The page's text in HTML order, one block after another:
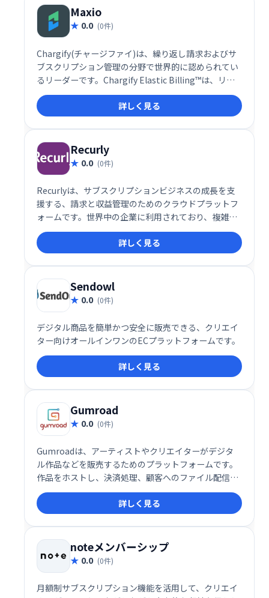
Maxio
0.0 (0件)
Chargify(チャージファイ)は、繰り返し請求およびサ
ブスクリプション管理の分野で世界的に認められてい
るリーダーです。Chargify Elastic Billing™は、リレ
ーションシップエコノミー向けのサービスをパーソナ
ライズして差別化する必要がある現代の定期的な収益
ベースのビジネスの競争力に課金を変えます。
詳しく見る
Recurly
0.0 (0件)
Recurlyは、サブスクリプションビジネスの成長を支
援する、請求と収益管理のためのクラウドプラットフ
ォームです。世界中の企業に利用されており、複雑な
請求処理を自動化し、顧客体験を向上させます。柔軟
な価格設定とスケーラブルなアーキテクチャにより、
あらゆる規模のビジネスニーズに対応可能です。
詳しく見る
Sendowl
0.0 (0件)
デジタル商品を簡単かつ安全に販売できる、クリエイ
ター向けオールインワンのECプラットフォームです。
詳しく見る
Gumroad
0.0 (0件)
Gumroadは、アーティストやクリエイターがデジタ
ル作品などを販売するためのプラットフォームです。
作品をホストし、決済処理、顧客へのファイル配信ま
でをワンストップで提供。複雑な手続きなしに、簡単
に作品販売を始め、収益を得ることができます。クリ
エイターの活動をサポートし、ファンと直接繋がるた
めの理想的なサービスです。
詳しく見る
noteメンバーシップ
0.0 (0件)
月額制サブスクリプション機能を活用して、クリエイ